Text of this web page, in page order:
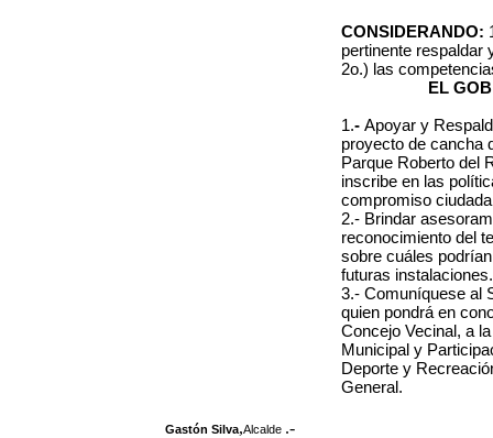
CONSIDERANDO:
pertinente respaldar
2o.) las
EL
1.- Apoyar y
proyecto de cancha
Parque Roberto del
inscribe en las
compromiso
2.- Brindar
reconocimiento del
sobre cuáles
futuras instalaciones.
3.- Comuníquese al
quien pondrá en
Concejo Vecinal, a
Municipal y
Deporte y
General.
Gastón Silva,Alcalde .-